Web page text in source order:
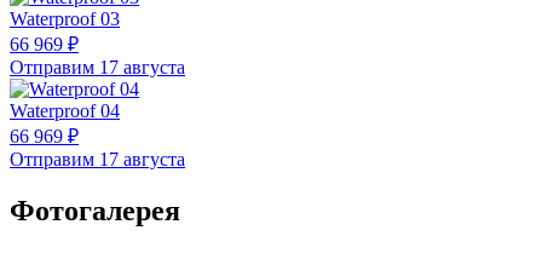
Waterproof 03
66 969 ₽
Отправим 17 августа
Waterproof 04
66 969 ₽
Отправим 17 августа
Фотогалерея